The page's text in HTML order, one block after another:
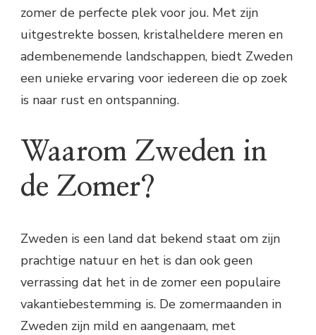
zomer de perfecte plek voor jou. Met zijn
uitgestrekte bossen, kristalheldere meren en
adembenemende landschappen, biedt Zweden
een unieke ervaring voor iedereen die op zoek
is naar rust en ontspanning.
Waarom Zweden in
de Zomer?
Zweden is een land dat bekend staat om zijn
prachtige natuur en het is dan ook geen
verrassing dat het in de zomer een populaire
vakantiebestemming is. De zomermaanden in
Zweden zijn mild en aangenaam, met